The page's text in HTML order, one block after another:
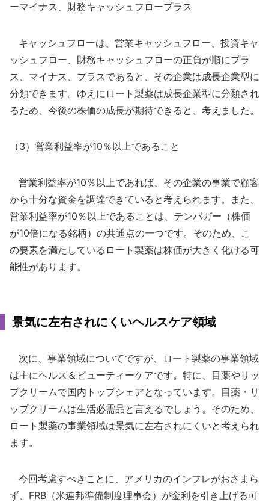
ーマイナス、財務キャッシュフロープラス
キャッシュフローは、営業キャッシュフロー、投資キャ
ッシュフロー、財務キャッシュフローの正負が順にプラ
ス、マイナス、プラスであると、その企業は成長企業型に
分類できます。ゆえにロート製薬は成長企業型に分類され
るため、今後の株価の成長が期待できると、考えました。
（3）営業利益率が10％以上であること
営業利益率が10％以上であれば、その企業の事業で顧客
から十分な資金を調達できていると考えられます。また、
営業利益率が10％以上であることは、テンバガー（株価
が10倍になる銘柄）の共通点の一つです。そのため、こ
の要素を満たしているロート製薬は株価が大きく化ける可
能性があります。
景気に左右されにくいヘルスケア領域
次に、事業領域についてですが、ロート製薬の事業領域
は主にヘルス＆ビューティーケアです。特に、目薬やリッ
プクリームで国内トップシェアとなっています。目薬・リ
ップクリームは生活必需品と言えるでしょう。そのため、
ロート製薬の事業領域は景気に左右されにくいと考えられ
ます。
今回考慮すべきことに、アメリカのインフレがおさまら
ず、FRB（米連邦準備制度理事会）が金利を引き上げる可